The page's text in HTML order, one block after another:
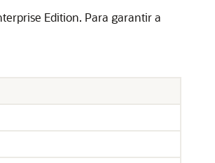
Edition. Para garantir a